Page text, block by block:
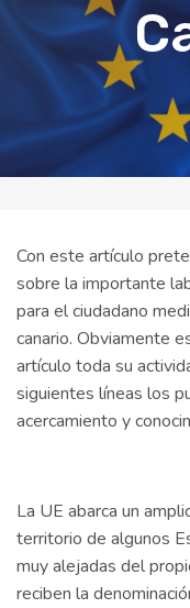
Con este artículo
sobre la importante
para el ciudadano
canario. Obviamente
artículo toda su
siguientes líneas los
acercamiento y
La UE abarca un
territorio de algunos
muy alejadas del
reciben la